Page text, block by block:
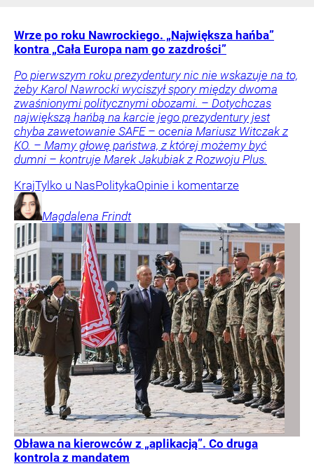
Wrze po roku Nawrockiego. „Największa hańba”
kontra „Cała Europa nam go zazdrości”
Po pierwszym roku prezydentury nic nie wskazuje na to,
żeby Karol Nawrocki wyciszył spory między dwoma
zwaśnionymi politycznymi obozami. – Dotychczas
największą hańbą na karcie jego prezydentury jest
chyba zawetowanie SAFE – ocenia Mariusz Witczak z
KO. – Mamy głowę państwa, z której możemy być
dumni – kontruje Marek Jakubiak z Rozwoju Plus.
KrajTylko u NasPolitykaOpinie i komentarze
Magdalena Frindt
Obława na kierowców z „aplikacją”. Co druga
kontrola z mandatem